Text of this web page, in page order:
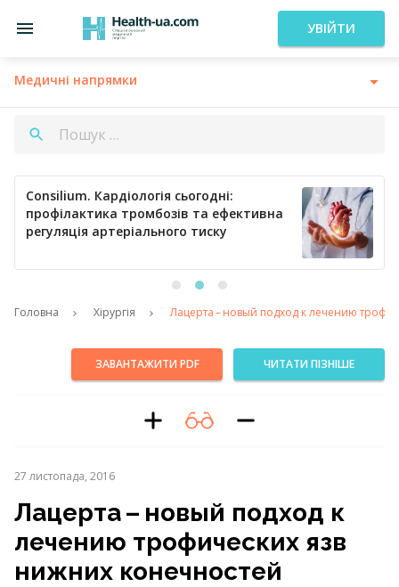
УВІЙТИ
Медичні напрямки
Consilium. Кардіологія сьогодні:
профілактика тромбозів та ефективна
регуляція артеріального тиску
Головна Хірургія Лацерта – ​новый подход к лечению
ЗАВАНТАЖИТИ PDF ЧИТАТИ ПІЗНІШЕ
27 листопада, 2016
Лацерта – ​новый подход к
лечению трофических язв
нижних конечностей